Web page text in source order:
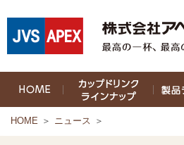
HOME ＞ ニュース ＞